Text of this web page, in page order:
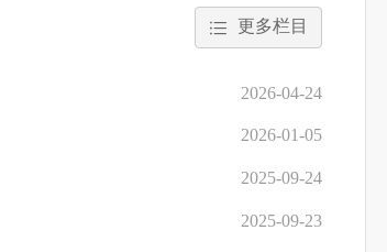
更多栏目
2026-04-24
2026-01-05
2025-09-24
2025-09-23